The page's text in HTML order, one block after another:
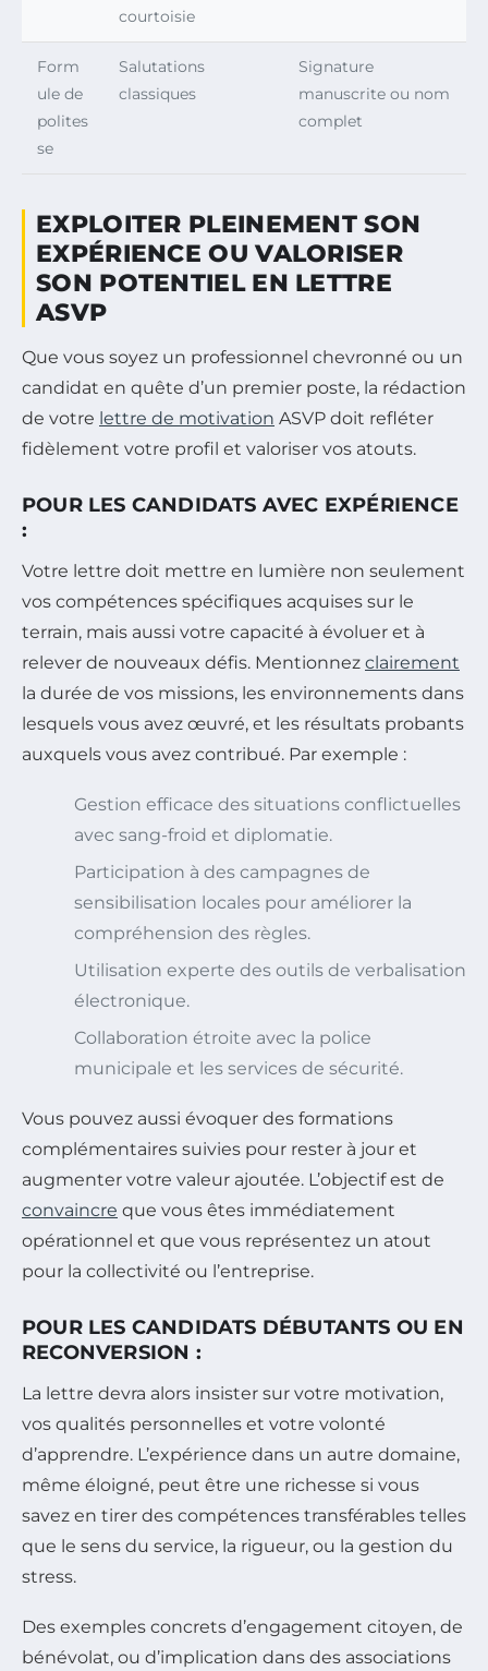
courtoisie
Form
ule de
polites
se
Salutations
classiques
Signature
manuscrite ou nom
complet
EXPLOITER PLEINEMENT SON
EXPÉRIENCE OU VALORISER
SON POTENTIEL EN LETTRE
ASVP
Que vous soyez un professionnel chevronné ou un
candidat en quête d’un premier poste, la rédaction
de votre lettre de motivation ASVP doit refléter
fidèlement votre profil et valoriser vos atouts.
POUR LES CANDIDATS AVEC EXPÉRIENCE
:
Votre lettre doit mettre en lumière non seulement
vos compétences spécifiques acquises sur le
terrain, mais aussi votre capacité à évoluer et à
relever de nouveaux défis. Mentionnez clairement
la durée de vos missions, les environnements dans
lesquels vous avez œuvré, et les résultats probants
auxquels vous avez contribué. Par exemple :
Gestion efficace des situations conflictuelles
avec sang-froid et diplomatie.
Participation à des campagnes de
sensibilisation locales pour améliorer la
compréhension des règles.
Utilisation experte des outils de verbalisation
électronique.
Collaboration étroite avec la police
municipale et les services de sécurité.
Vous pouvez aussi évoquer des formations
complémentaires suivies pour rester à jour et
augmenter votre valeur ajoutée. L’objectif est de
convaincre que vous êtes immédiatement
opérationnel et que vous représentez un atout
pour la collectivité ou l’entreprise.
POUR LES CANDIDATS DÉBUTANTS OU EN
RECONVERSION :
La lettre devra alors insister sur votre motivation,
vos qualités personnelles et votre volonté
d’apprendre. L’expérience dans un autre domaine,
même éloigné, peut être une richesse si vous
savez en tirer des compétences transférables telles
que le sens du service, la rigueur, ou la gestion du
stress.
Des exemples concrets d’engagement citoyen, de
bénévolat, ou d’implication dans des associations